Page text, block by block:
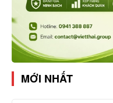
MỚI NHẤT